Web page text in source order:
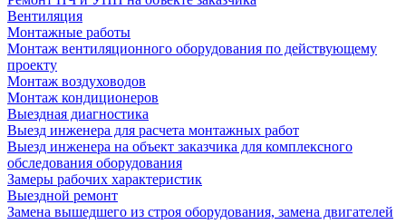
Вентиляция
Монтажные работы
Монтаж вентиляционного оборудования по действующему
проекту
Монтаж воздуховодов
Монтаж кондиционеров
Выездная диагностика
Выезд инженера для расчета монтажных работ
Выезд инженера на объект заказчика для комплексного
обследования оборудования
Замеры рабочих характеристик
Выездной ремонт
Замена вышедшего из строя оборудования, замена двигателей